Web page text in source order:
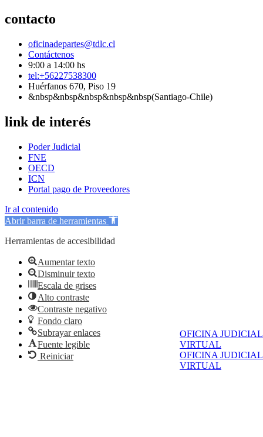
OFICINA JUDICIAL
VIRTUAL
OFICINA JUDICIAL
VIRTUAL
contacto
oficinadepartes@tdlc.cl
Contáctenos
9:00 a 14:00 hs
tel:+56227538300
Huérfanos 670, Piso 19
&nbsp&nbsp&nbsp&nbsp&nbsp(Santiago-Chile)
link de interés
Poder Judicial
FNE
OECD
ICN
Portal pago de Proveedores
Ir al contenido
Abrir barra de herramientas
Herramientas de accesibilidad
Aumentar texto
Disminuir texto
Escala de grises
Alto contraste
Contraste negativo
Fondo claro
Subrayar enlaces
Fuente legible
Reiniciar